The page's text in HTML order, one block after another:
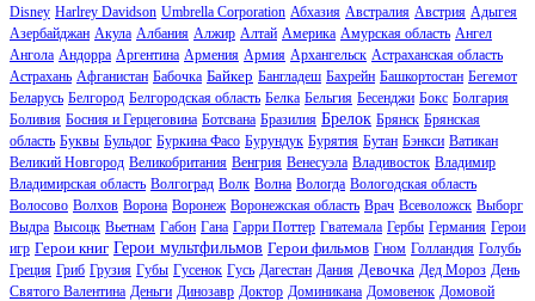
Disney Harlrey Davidson Umbrella Corporation Абхазия Австралия Австрия Адыгея
Азербайджан Акула Албания Алжир Алтай Америка Амурская область Ангел
Ангола Андорра Аргентина Армения Армия Архангельск Астраханская область
Астрахань Афганистан Бабочка Байкер Бангладеш Бахрейн Башкортостан Бегемот
Беларусь Белгород Белгородская область Белка Бельгия Бесенджи Бокс Болгария
Боливия Босния и Герцеговина Ботсвана Бразилия Брелок Брянск Брянская
область Буквы Бульдог Буркина Фасо Бурундук Бурятия Бутан Бэнкси Ватикан
Великий Новгород Великобритания Венгрия Венесуэла Владивосток Владимир
Владимирская область Волгоград Волк Волна Вологда Вологодская область
Волосово Волхов Ворона Воронеж Воронежская область Врач Всеволожск Выборг
Выдра Высоцк Вьетнам Габон Гана Гарри Поттер Гватемала Гербы Германия Герои
игр Герои книг Герои мультфильмов Герои фильмов Гном Голландия Голубь
Греция Гриб Грузия Губы Гусенок Гусь Дагестан Дания Девочка Дед Мороз День
Святого Валентина Деньги Динозавр Доктор Доминикана Домовенок Домовой